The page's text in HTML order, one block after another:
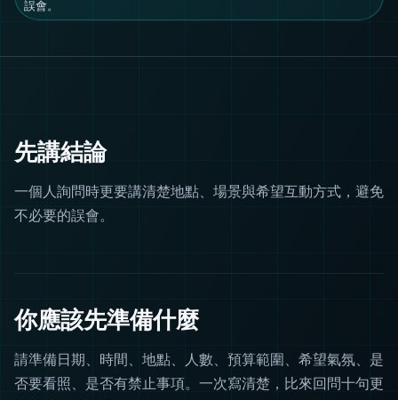
誤會。
先講結論
一個人詢問時更要講清楚地點、場景與希望互動方式，避免
不必要的誤會。
你應該先準備什麼
請準備日期、時間、地點、人數、預算範圍、希望氣氛、是
否要看照、是否有禁止事項。一次寫清楚，比來回問十句更